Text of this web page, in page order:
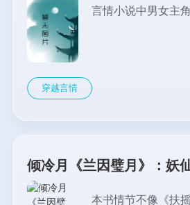
言情小说中男女主
穿越言情
倾冷月《兰因璧月》：妖
本书情节不像《扶